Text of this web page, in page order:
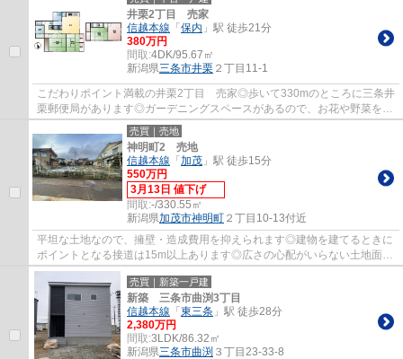
井栗2丁目 売家
信越本線 「 保内 」駅 徒歩21分
380万円
間取:4DK/95.67㎡
新潟県三条市井栗 ２丁目11-1
こだわりポイント満載の井栗2丁目 売家◎歩いて330mのところに三条井
栗郵便局があります◎ガーデニングスペースがあるので、お花や野菜を育
てることができます◎一戸建て情報が豊富な新...
売買｜売地
神明町2 売地
信越本線 「 加茂 」駅 徒歩15分
550万円
3月13日 値下げ
間取:-/330.55㎡
新潟県加茂市神明町 ２丁目10-13付近
平坦な土地なので、擁壁・造成費用を抑えられます◎建物を建てるときに
ポイントとなる接道は15m以上あります◎広さの心配がいらない土地面積
330.55㎡(公簿)◎居住環境にふさわしくない用...
売買｜新築一戸建
新築 三条市曲渕3丁目
信越本線 「 東三条 」駅 徒歩28分
2,380万円
間取:3LDK/86.32㎡
新潟県三条市曲渕 ３丁目23-33-8